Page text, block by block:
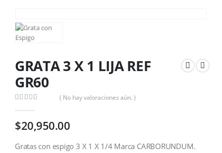
GRATA 3 X 1 LIJA REF
GR60
( No hay valoraciones aún. )
$20,950.00
Gratas con espigo 3 X 1 X 1/4 Marca CARBORUNDUM.